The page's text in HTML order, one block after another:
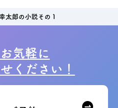
0120-787-221
0120-757-221
太郎の小説その１
気軽に
ください！